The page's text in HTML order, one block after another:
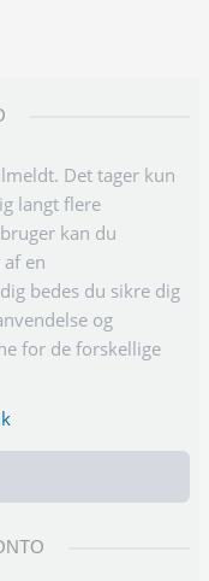
Det tager kun
langt flere
kan du
en
bedes du sikre dig
og
for de forskellige